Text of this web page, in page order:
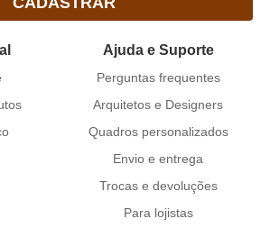
Ajuda e Suporte
Perguntas frequentes
Arquitetos e Designers
Quadros personalizados
Envio e entrega
Trocas e devoluções
Para lojistas